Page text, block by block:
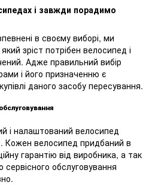
і завжди порадимо
в своєму виборі, ми
зріст потрібен велосипед і
Адже правильний вибір
і його призначенню є
даного засобу пересування.
і налаштований велосипед
Кожен велосипед придбаний в
гарантію від виробника, а так
обслуговування